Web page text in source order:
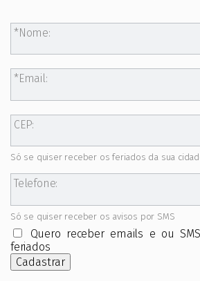
Nome:
Email:
CEP:
Só se quiser receber os feriados da sua
Telefone:
Só se quiser receber os avisos por SMS
Quero receber emails e ou
feriados
Cadastrar